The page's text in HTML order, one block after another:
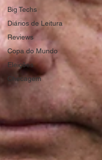
Big Techs
Diários de Leitura
Reviews
Copa do Mundo
Eleições
Checagem